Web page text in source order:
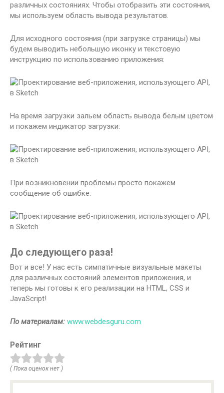
различных состояниях. Чтобы отобразить эти состояния,
мы используем область вывода результатов.
Для исходного состояния (при загрузке страницы) мы
будем выводить небольшую иконку и текстовую
инструкцию по использованию приложения:
На время загрузки зальем область вывода белым цветом
и покажем индикатор загрузки:
При возникновении проблемы просто покажем
сообщение об ошибке:
До следующего раза!
Вот и все! У нас есть симпатичные визуальные макеты
для различных состояний элементов приложения, и
теперь мы готовы к его реализации на HTML, CSS и
JavaScript!
По материалам: www.webdesguru.com
Рейтинг
( Пока оценок нет )